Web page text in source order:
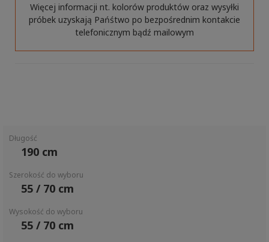
Więcej informacji nt. kolorów produktów oraz wysyłki
próbek uzyskają Pańśtwo po bezpośrednim kontakcie
telefonicznym bądź mailowym
Długość
190 cm
Szerokość do wyboru
55 / 70 cm
Wysokość do wyboru
55 / 70 cm